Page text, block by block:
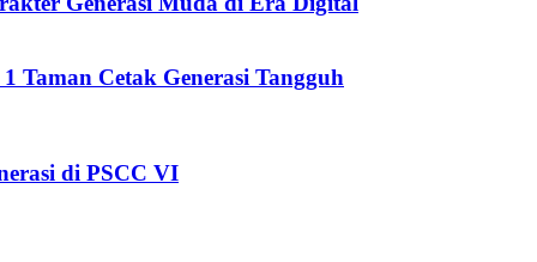
Taman Cetak Generasi Tangguh
di PSCC VI